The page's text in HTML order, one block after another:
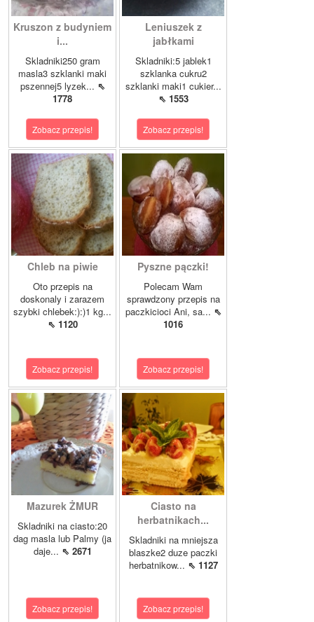
Kruszon z budyniem
i...
Skladniki250 gram
masla3 szklanki maki
pszennej5 lyzek... ⇖
1778
Zobacz przepis!
Leniuszek z
jabłkami
Skladniki:5 jablek1
szklanka cukru2
szklanki maki1 cukier...
⇖ 1553
Zobacz przepis!
Chleb na piwie
Oto przepis na
doskonaly i zarazem
szybki chlebek:):)1 kg...
⇖ 1120
Zobacz przepis!
Pyszne pączki!
Polecam Wam
sprawdzony przepis na
paczkicioci Ani, sa... ⇖
1016
Zobacz przepis!
Mazurek ŻMUR
Skladniki na ciasto:20
dag masla lub Palmy (ja
daje... ⇖ 2671
Zobacz przepis!
Ciasto na
herbatnikach...
Skladniki na mniejsza
blaszke2 duze paczki
herbatnikow... ⇖ 1127
Zobacz przepis!